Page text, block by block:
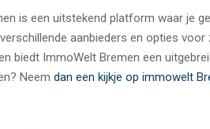
is een uitstekend platform waar je
aanbieders en opties
biedt ImmoWelt Bremen een
Neem dan een kijkje op immowelt